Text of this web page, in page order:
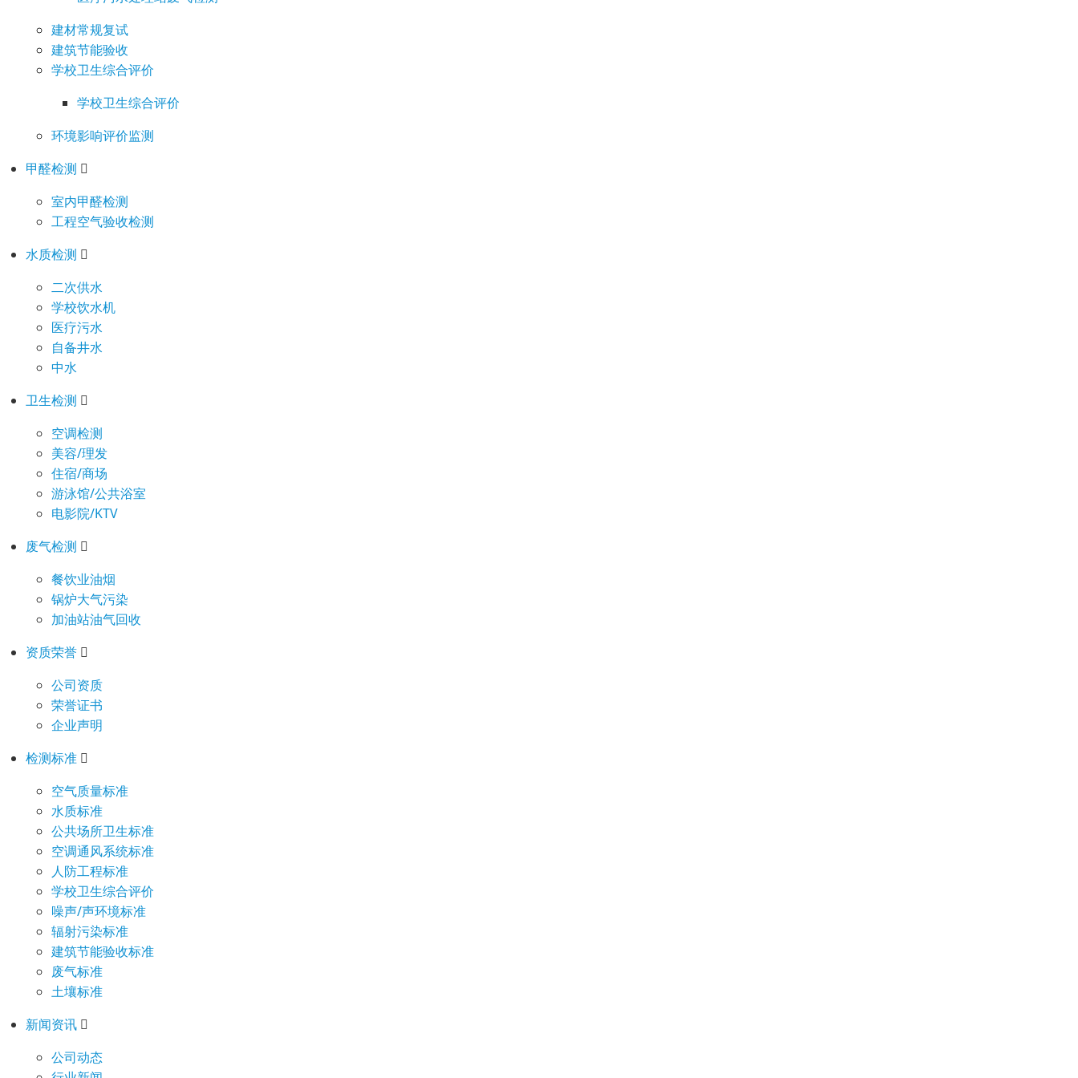
建材常规复试
建筑节能验收
学校卫生综合评价
学校卫生综合评价
环境影响评价监测
甲醛检测
室内甲醛检测
工程空气验收检测
水质检测
二次供水
学校饮水机
医疗污水
自备井水
中水
卫生检测
空调检测
美容/理发
住宿/商场
游泳馆/公共浴室
电影院/KTV
废气检测
餐饮业油烟
锅炉大气污染
加油站油气回收
资质荣誉
公司资质
荣誉证书
企业声明
检测标准
空气质量标准
水质标准
公共场所卫生标准
空调通风系统标准
人防工程标准
学校卫生综合评价
噪声/声环境标准
辐射污染标准
建筑节能验收标准
废气标准
土壤标准
新闻资讯
公司动态